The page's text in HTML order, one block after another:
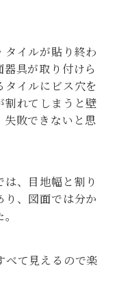
イルが貼り終わ
具が取り付けら
イルにビス穴を
割れてしまうと壁
敗できないと思
、目地幅と割り
、図面では分か
べて見えるので楽